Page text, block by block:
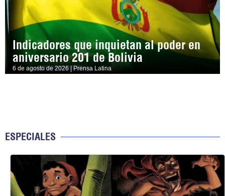
Indicadores que inquietan al poder en
aniversario 201 de Bolivia
6 de agosto de 2026 | Prensa Latina
ESPECIALES